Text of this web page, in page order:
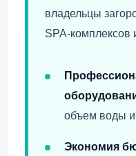
владельцы
SPA-комплексов
объем воды и
Экономия